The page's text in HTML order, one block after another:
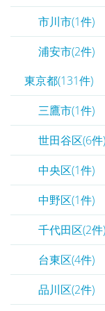
市川市(1件)
浦安市(2件)
東京都(131件)
三鷹市(1件)
世田谷区(6件)
中央区(1件)
中野区(1件)
千代田区(2件)
台東区(4件)
品川区(2件)